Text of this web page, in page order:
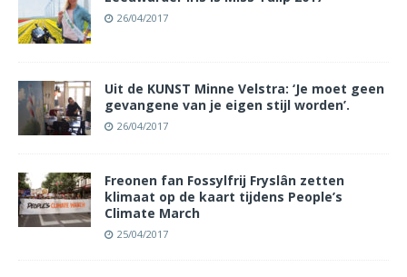
26/04/2017
Uit de KUNST Minne Velstra: ‘Je moet geen
gevangene van je eigen stijl worden’.
26/04/2017
Freonen fan Fossylfrij Fryslân zetten
klimaat op de kaart tijdens People’s
Climate March
25/04/2017